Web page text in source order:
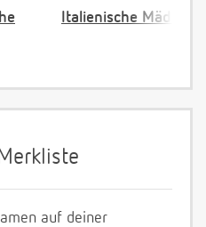
Italienische
auf deiner